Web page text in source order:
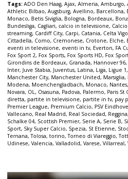
Tags: ADO Den Haag, Ajax, Almeria, Amburgo,
Athletic Bilbao, Augsburg, Avellino, Barcellona,
Monaco, Betis Siviglia, Bologna, Bordeaux,
Bundesliga, Cagliari, calcio in televisione,
streaming, Cardiff City, Carpi, Catania, Celta Vigo
Cittadella, Como, Cremonese, Crotone, Elche,
eventi in televisione, eventi in tv, Everton, FA
Fox Sport 2, Fox Sports, Fox Sports HD, Fox
Girondins de Bordeaux, Granada, Hannover 96,
Inter, Juve Stabia, Juventus, Latina, Liga, Ligue 1,
Manchester City, Manchester United, Marsiglia,
Modena, Moenchengladbach, Monaco, Nantes,
Novara, OL, Osasuna, Padova, Palermo, Paris St
diretta, partite in televisione, partite in tv, pay
Premier League, Premium Calcio, PSV
Vallecano, Real Madrid, Real Sociedad, Reggina,
Schalke 04, Scottish Premier, Serie A, Serie B,
Sport, Sky Super Calcio, Spezia, St Etienne,
Ternana,Tolosa, torino,Torneo di Viareggio,
Udinese, Valencia, Valladolid, Varese, Villarreal,